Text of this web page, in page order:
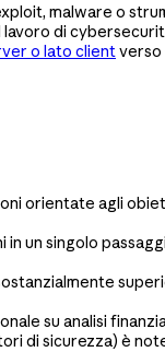
malware o
di
o lato clientverso
orientate agli
un singolo
su analisi
di sicurezza) è